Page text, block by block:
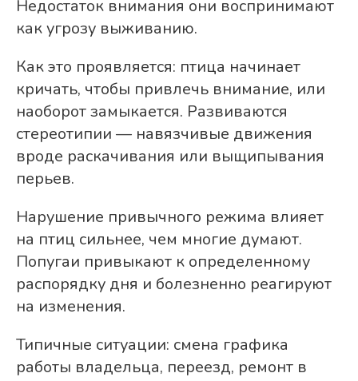
Недостаток внимания они воспринимают
как угрозу выживанию.
Как это проявляется: птица начинает
кричать, чтобы привлечь внимание, или
наоборот замыкается. Развиваются
стереотипии — навязчивые движения
вроде раскачивания или выщипывания
перьев.
Нарушение привычного режима влияет
на птиц сильнее, чем многие думают.
Попугаи привыкают к определенному
распорядку дня и болезненно реагируют
на изменения.
Типичные ситуации: смена графика
работы владельца, переезд, ремонт в